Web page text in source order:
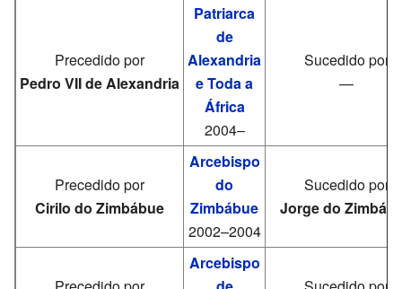
Precedido por
Pedro VII de Alexandria
Patriarca
de
Alexandria
e Toda a
África
2004–
Sucedido por
—
Precedido por
Cirilo do Zimbábue
Arcebispo
do
Zimbábue
2002–2004
Sucedido por
Jorge do
Arcebispo